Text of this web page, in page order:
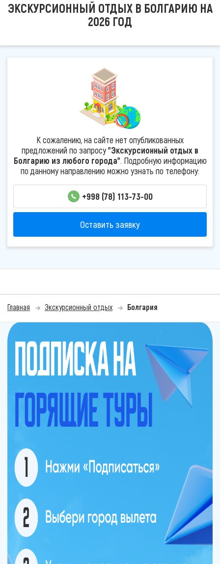
ЭКСКУРСИОННЫЙ ОТДЫХ В БОЛГАРИЮ НА
2026 ГОД
К сожалению, на сайте нет опубликованных
предложений по запросу"Экскурсионный отдых в
Болгарию из любого города". Подробную информацию
по данному направлению можно узнать по телефону:
+998 (78) 113-73-00
Оставить заявку
Главная Экскурсионный отдых Болгария